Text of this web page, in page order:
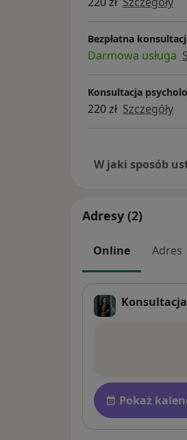
Bezpłatna
Darmowa usługa
Konsultacja
220 zł Szczegóły
W jaki sposób
Adresy (2)
Online Adres
Dostępność
Pokaż